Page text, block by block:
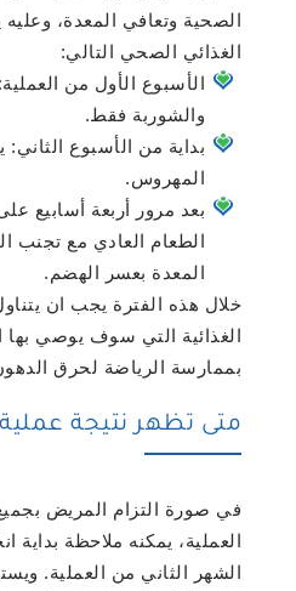
الصحية وتعافي المعدة، وعليه
الغذائي الصحي التالي:
الأسبوع الأول من
والشوربة فقط.
بداية من الأسبوع
المهروس.
بعد مرور أربعة أسابيع
الطعام العادي مع تجنب
المعدة بعسر الهضم.
خلال هذه الفترة يجب ان
الغذائية التي سوف يوصي بها
بممارسة الرياضة لحرق
متى تظهر نتيجة
في صورة التزام المريض
العملية، يمكنه ملاحظة بداية
الشهر الثاني من العملية.